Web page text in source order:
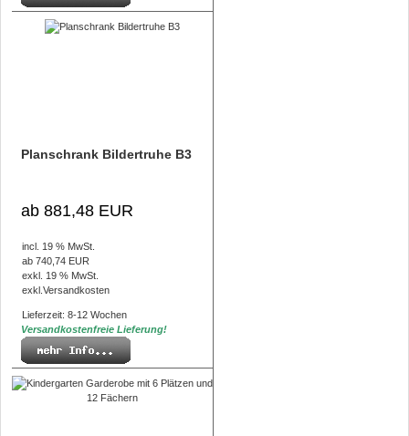
Planschrank Bildertruhe B3
ab 881,48 EUR
incl. 19 % MwSt.
ab 740,74 EUR
exkl. 19 % MwSt.
exkl. Versandkosten
Lieferzeit: 8-12 Wochen
Versandkostenfreie Lieferung!